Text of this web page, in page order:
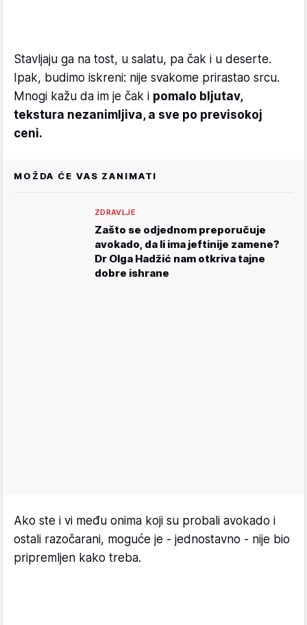
Stavljaju ga na tost, u salatu, pa čak i u deserte.
Ipak, budimo iskreni: nije svakome prirastao srcu.
Mnogi kažu da im je čak i pomalo bljutav,
tekstura nezanimljiva, a sve po previsokoj
ceni.
MOŽDA ĆE VAS ZANIMATI
ZDRAVLJE
Zašto se odjednom preporučuje
avokado, da li ima jeftinije zamene?
Dr Olga Hadžić nam otkriva tajne
dobre ishrane
Ako ste i vi među onima koji su probali avokado i
ostali razočarani, moguće je - jednostavno - nije bio
pripremljen kako treba.